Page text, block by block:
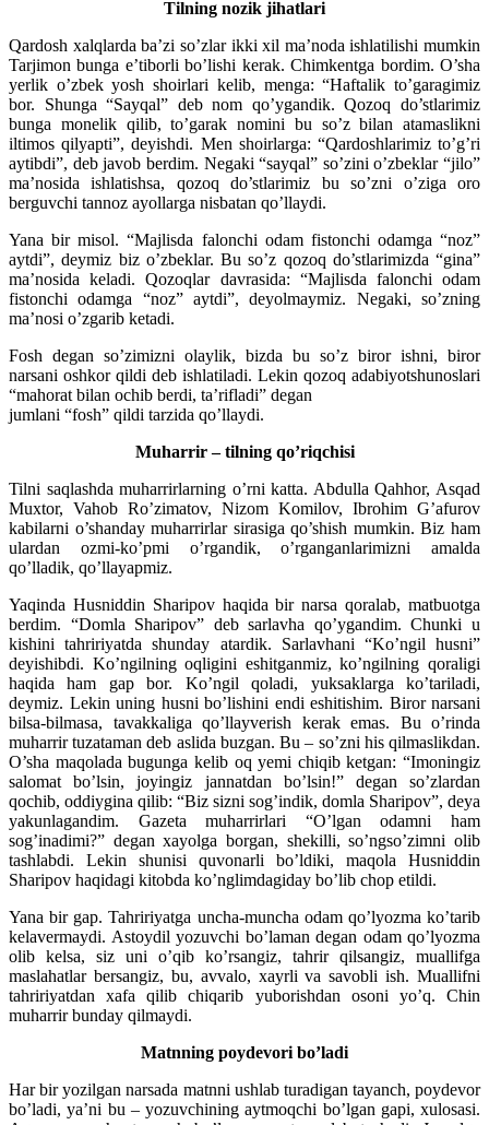
Tilning nozik jihatlari
Qardosh xalqlarda ba’zi so’zlar ikki xil ma’noda ishlatilishi mumkin
Tarjimon bunga e’tiborli bo’lishi kerak. Chimkentga bordim. O’sha
yerlik o’zbek yosh shoirlari kelib, menga: “Haftalik to’garagimiz
bor. Shunga “Sayqal” deb nom qo’ygandik. Qozoq do’stlarimiz
bunga monelik qilib, to’garak nomini bu so’z bilan atamaslikni
iltimos qilyapti”, deyishdi. Men shoirlarga: “Qardoshlarimiz to’g’ri
aytibdi”, deb javob berdim. Negaki “sayqal” so’zini o’zbeklar “jilo”
ma’nosida ishlatishsa, qozoq do’stlarimiz bu so’zni o’ziga oro
berguvchi tannoz ayollarga nisbatan qo’llaydi.
Yana bir misol. “Majlisda falonchi odam fistonchi odamga “noz”
aytdi”, deymiz biz o’zbeklar. Bu so’z qozoq do’stlarimizda “gina”
ma’nosida keladi. Qozoqlar davrasida: “Majlisda falonchi odam
fistonchi odamga “noz” aytdi”, deyolmaymiz. Negaki, so’zning
ma’nosi o’zgarib ketadi.
Fosh degan so’zimizni olaylik, bizda bu so’z biror ishni, biror
narsani oshkor qildi deb ishlatiladi. Lekin qozoq adabiyotshunoslari
“mahorat bilan ochib berdi, ta’rifladi” degan
jumlani “fosh” qildi tarzida qo’llaydi.
Muharrir – tilning qo’riqchisi
Tilni saqlashda muharrirlarning o’rni katta. Abdulla Qahhor, Asqad
Muxtor, Vahob Ro’zimatov, Nizom Komilov, Ibrohim G’afurov
kabilarni o’shanday muharrirlar sirasiga qo’shish mumkin. Biz ham
ulardan ozmi-ko’pmi o’rgandik, o’rganganlarimizni amalda
qo’lladik, qo’llayapmiz.
Yaqinda Husniddin Sharipov haqida bir narsa qoralab, matbuotga
berdim. “Domla Sharipov” deb sarlavha qo’ygandim. Chunki u
kishini tahririyatda shunday atardik. Sarlavhani “Ko’ngil husni”
deyishibdi. Ko’ngilning oqligini eshitganmiz, ko’ngilning qoraligi
haqida ham gap bor. Ko’ngil qoladi, yuksaklarga ko’tariladi,
deymiz. Lekin uning husni bo’lishini endi eshitishim. Biror narsani
bilsa-bilmasa, tavakkaliga qo’llayverish kerak emas. Bu o’rinda
muharrir tuzataman deb aslida buzgan. Bu – so’zni his qilmaslikdan.
O’sha maqolada bugunga kelib oq yemi chiqib ketgan: “Imoningiz
salomat bo’lsin, joyingiz jannatdan bo’lsin!” degan so’zlardan
qochib, oddiygina qilib: “Biz sizni sog’indik, domla Sharipov”, deya
yakunlagandim. Gazeta muharrirlari “O’lgan odamni ham
sog’inadimi?” degan xayolga borgan, shekilli, so’ngso’zimni olib
tashlabdi. Lekin shunisi quvonarli bo’ldiki, maqola Husniddin
Sharipov haqidagi kitobda ko’nglimdagiday bo’lib chop etildi.
Yana bir gap. Tahririyatga uncha-muncha odam qo’lyozma ko’tarib
kelavermaydi. Astoydil yozuvchi bo’laman degan odam qo’lyozma
olib kelsa, siz uni o’qib ko’rsangiz, tahrir qilsangiz, muallifga
maslahatlar bersangiz, bu, avvalo, xayrli va savobli ish. Muallifni
tahririyatdan xafa qilib chiqarib yuborishdan osoni yo’q. Chin
muharrir bunday qilmaydi.
Matnning poydevori bo’ladi
Har bir yozilgan narsada matnni ushlab turadigan tayanch, poydevor
bo’ladi, ya’ni bu – yozuvchining aytmoqchi bo’lgan gapi, xulosasi.